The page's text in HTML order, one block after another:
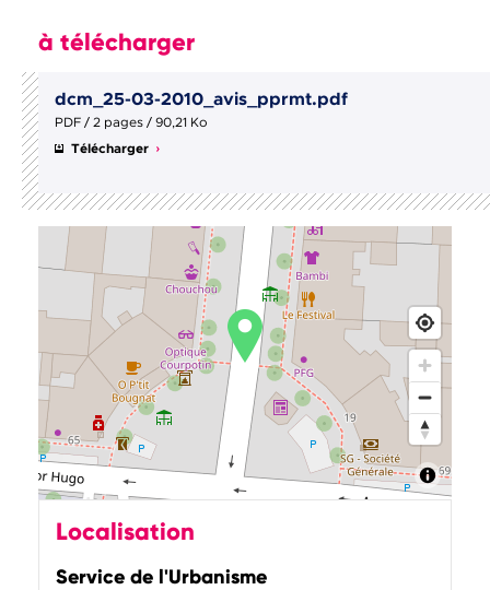
à télécharger
dcm_25-03-2010_avis_pprmt.pdf
PDF / 2 pages / 90,21 Ko
Télécharger
Localisation
Service de l'Urbanisme